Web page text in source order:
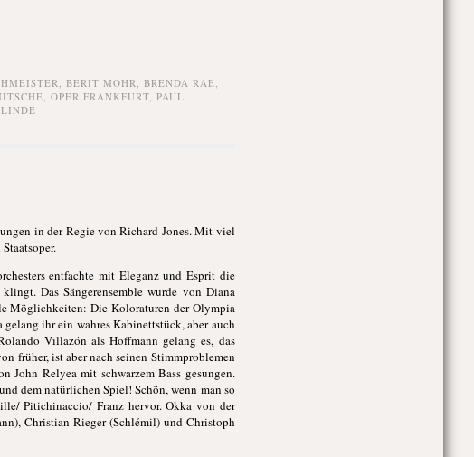
, BERIT MOHR, BRENDA RAE,
, OPER FRANKFURT, PAUL
in der Regie von Richard Jones. Mit viel
entfachte mit Eleganz und Esprit die
Das Sängerensemble wurde von Diana
Möglichkeiten: Die Koloraturen der Olympia
ihr ein wahres Kabinettstück, aber auch
Villazón als Hoffmann gelang es, das
früher, ist aber nach seinen Stimmproblemen
John Relyea mit schwarzem Bass gesungen.
dem natürlichen Spiel! Schön, wenn man so
Pitichinaccio/ Franz hervor. Okka von der
Christian Rieger (Schlémil) und Christoph